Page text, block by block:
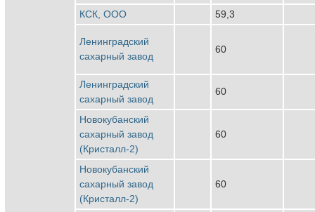
КСК, ООО
59,3
Ленинградский
сахарный завод
60
Ленинградский
сахарный завод
60
Новокубанский
сахарный завод
(Кристалл-2)
60
Новокубанский
сахарный завод
(Кристалл-2)
60